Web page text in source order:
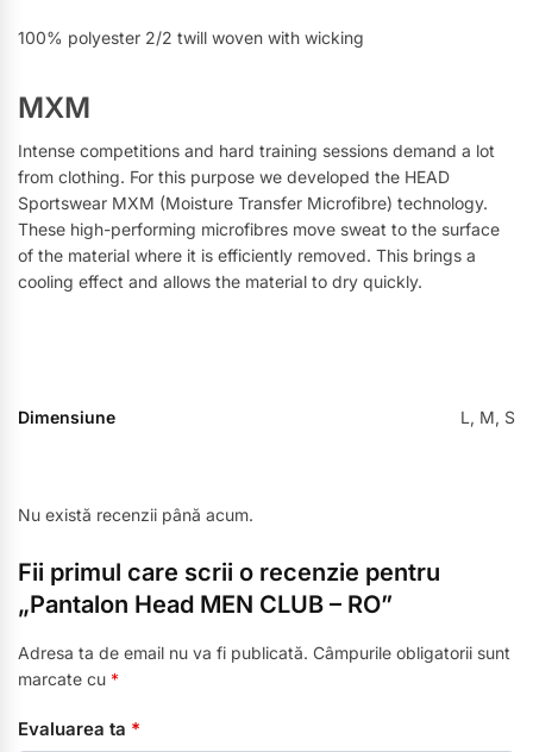
100% polyester 2/2 twill woven with wicking
MXM
Intense competitions and hard training sessions demand a lot
from clothing. For this purpose we developed the HEAD
Sportswear MXM (Moisture Transfer Microfibre) technology.
These high-performing microfibres move sweat to the surface
of the material where it is efficiently removed. This brings a
cooling effect and allows the material to dry quickly.
Dimensiune L, M, S
Nu există recenzii până acum.
Fii primul care scrii o recenzie pentru
„Pantalon Head MEN CLUB – RO”
Adresa ta de email nu va fi publicată. Câmpurile obligatorii sunt
marcate cu *
Evaluarea ta *